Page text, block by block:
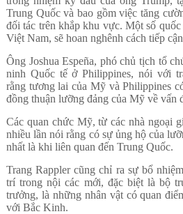
Trung Quốc và bao gồm việc tăng
đối tác trên khắp khu vực. Một số
Việt Nam, sẽ hoan nghênh cách tiếp
Ông Joshua Espeña, phó chủ tịch tổ
ninh Quốc tế ở Philippines, nói với
rằng tương lai của Mỹ và Philippines
đồng thuận lưỡng đảng của Mỹ về vấn
Các quan chức Mỹ, từ các nhà ngoại
nhiều lần nói rằng có sự ủng hộ của
nhất là khi liên quan đến Trung Quốc.
Trang Rappler cũng chỉ ra sự bổ
trí trong nội các mới, đặc biệt là bộ
trưởng, là những nhân vật có quan
với Bắc Kinh.